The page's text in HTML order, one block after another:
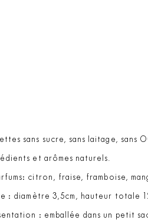
sans sucre, sans laitage, sans
et arômes naturels.
citron, fraise, framboise,
: diamètre 3,5cm, hauteur totale
: emballée dans un petit